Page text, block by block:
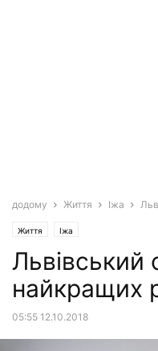
додому Життя Іжа
Життя Іжа
Львівський
найкращих
05:55 12.10.2018